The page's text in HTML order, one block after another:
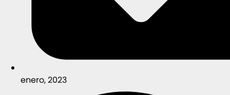
enero, 2023